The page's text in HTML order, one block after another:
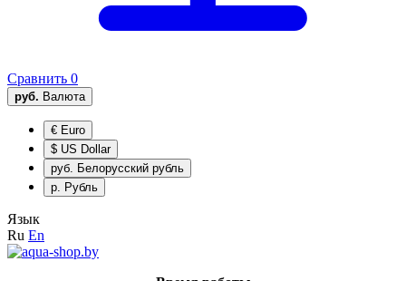
Сравнить 0
руб. Валюта
€ Euro
$ US Dollar
руб. Белорусский рубль
р. Рубль
Язык
Ru En